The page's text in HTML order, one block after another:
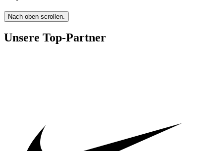
Nach oben scrollen.
Unsere Top-Partner